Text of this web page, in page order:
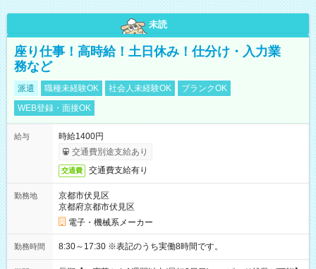
未読
座り仕事！高時給！土日休み！仕分け・入力業
務など
派遣 職種未経験OK 社会人未経験OK
ブランクOK
WEB登録・面接OK
給与
時給1400円
交通費別途支給あり
交通費 交通費支給有り
勤務地
京都市伏見区
京都府京都市伏見区
電子・機械系メーカー
勤務時間 8:30～17:30 ※表記のうち実働8時間です。